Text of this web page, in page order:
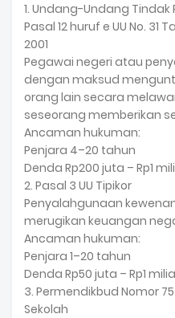
1. Undang-Undang Tindak
Pasal 12 huruf e UU No. 31
2001
Pegawai negeri atau
dengan maksud
orang lain secara
seseorang memberikan
Ancaman hukuman:
Penjara 4–20 tahun
Denda Rp200 juta – Rp1
2. Pasal 3 UU Tipikor
Penyalahgunaan
merugikan keuangan
Ancaman hukuman:
Penjara 1–20 tahun
Denda Rp50 juta – Rp1
3. Permendikbud Nomor
Sekolah